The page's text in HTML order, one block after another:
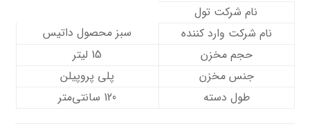
نام شرکت تول
نام شرکت وارد کننده
سبز محصول داتیس
حجم مخزن
15 لیتر
جنس مخزن
پلی پروپیلن
طول دسته
120 سانتی‌متر